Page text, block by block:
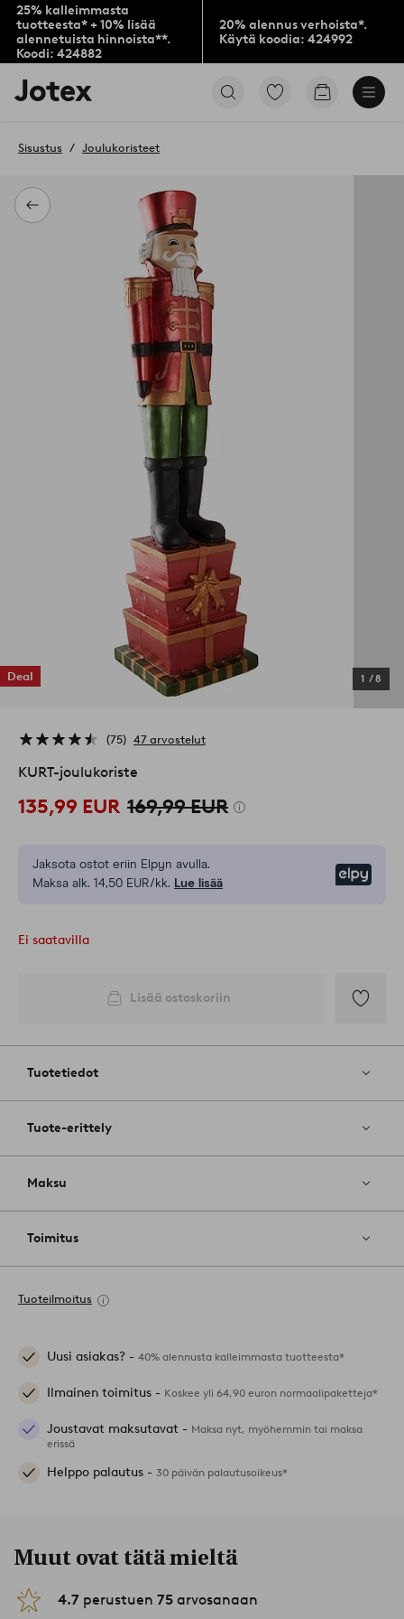
25% kalleimmasta
tuotteesta* + 10% lisää
alennetuista hinnoista**.
Koodi: 424882
20% alennus verhoista*.
Käytä koodia: 424992
Jotex-
logo
aloitussivulle
Siirry
Siirry
Takaisin
Sisustus Joulukoristeet
Deal 1 /8
75 47 arvostelut
KURT-joulukoriste
135,99 EUR 169,99 EUR
Jaksota ostot eriin Elpyn avulla.
Maksa alk. 14,50 EUR/kk. Lue lisää
Ei saatavilla
Lisää ostoskoriin
Tuotetiedot
Tuote-erittely
Maksu
Toimitus
Tuoteilmoitus
Uusi asiakas? - 40% alennusta kalleimmasta tuotteesta*
Ilmainen toimitus - Koskee yli 64,90 euron normaalipaketteja*
Joustavat maksutavat - Maksa nyt, myöhemmin tai maksa
erissä
Helppo palautus - 30 päivän palautusoikeus*
Muut ovat tätä mieltä
4.7 perustuen 75 arvosanaan